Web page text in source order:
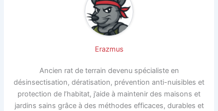
Erazmus
Ancien rat de terrain devenu spécialiste en
désinsectisation, dératisation, prévention anti-nuisibles et
protection de l’habitat, j’aide à maintenir des maisons et
jardins sains grâce à des méthodes efficaces, durables et